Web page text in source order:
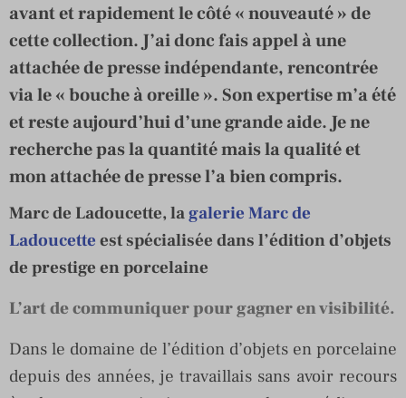
avant et rapidement le côté « nouveauté » de
cette collection. J’ai donc fais appel à une
attachée de presse indépendante, rencontrée
via le « bouche à oreille ». Son expertise m’a été
et reste aujourd’hui d’une grande aide. Je ne
recherche pas la quantité mais la qualité et
mon attachée de presse l’a bien compris.
Marc de Ladoucette, lagalerie Marc de
Ladoucette est spécialisée dans l’édition d’objets
de prestige en porcelaine
L’art de communiquer pour gagner en visibilité.
Dans le domaine de l’édition d’objets en porcelaine
depuis des années, je travaillais sans avoir recours